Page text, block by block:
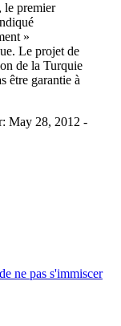
le premier
»
Le projet de
de la Turquie
être garantie à
May 28, 2012 -
ne pas s'immiscer